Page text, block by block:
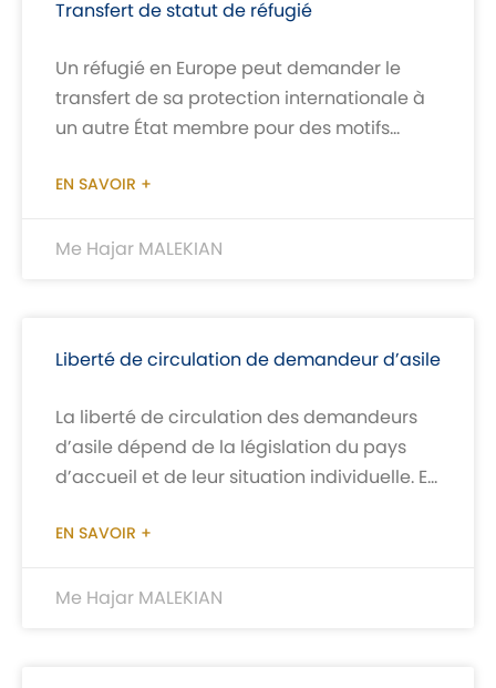
Transfert de statut de réfugié
Un réfugié en Europe peut demander le
transfert de sa protection internationale à
un autre État membre pour des motifs
EN SAVOIR +
Me Hajar MALEKIAN
Liberté de circulation de demandeur d’asile
La liberté de circulation des demandeurs
d’asile dépend de la législation du pays
d’accueil et de leur situation individuelle. En
EN SAVOIR +
Me Hajar MALEKIAN